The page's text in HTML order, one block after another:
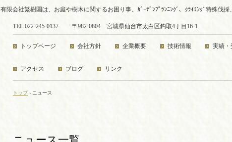
有限会社繁樹園は、お庭や樹木に関するお困り事、ｶﾞｰﾃﾞﾝﾌﾟﾗﾝﾆﾝｸﾞ、ｸﾗｲﾐﾝｸﾞ特殊伐
TEL.022-245-0137 〒982-0804 宮城県仙台市太白区鈎取4丁目16-1
トップページ 会社方針 企業概要 技術情報 実績・
アクセス ブログ リンク
トップ › ニュース